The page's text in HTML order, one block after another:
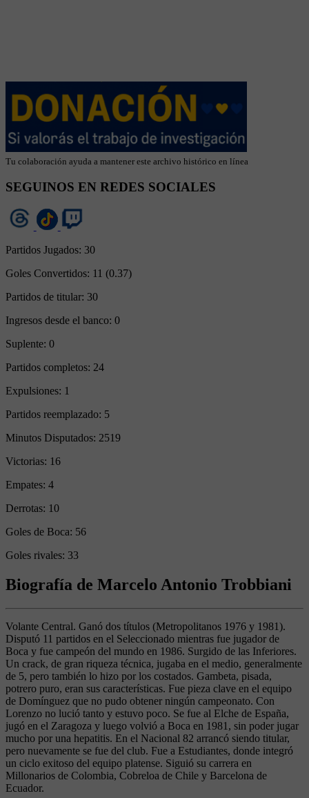
Tu colaboración ayuda a mantener este archivo histórico en línea
SEGUINOS EN REDES SOCIALES
Partidos Jugados: 30
Goles Convertidos: 11 (0.37)
Partidos de titular: 30
Ingresos desde el banco: 0
Suplente: 0
Partidos completos: 24
Expulsiones: 1
Partidos reemplazado: 5
Minutos Disputados: 2519
Victorias: 16
Empates: 4
Derrotas: 10
Goles de Boca: 56
Goles rivales: 33
Biografía de Marcelo Antonio Trobbiani
Volante Central. Ganó dos títulos (Metropolitanos 1976 y 1981).
Disputó 11 partidos en el Seleccionado mientras fue jugador de
Boca y fue campeón del mundo en 1986. Surgido de las Inferiores.
Un crack, de gran riqueza técnica, jugaba en el medio, generalmente
de 5, pero también lo hizo por los costados. Gambeta, pisada,
potrero puro, eran sus características. Fue pieza clave en el equipo
de Domínguez que no pudo obtener ningún campeonato. Con
Lorenzo no lució tanto y estuvo poco. Se fue al Elche de España,
jugó en el Zaragoza y luego volvió a Boca en 1981, sin poder jugar
mucho por una hepatitis. En el Nacional 82 arrancó siendo titular,
pero nuevamente se fue del club. Fue a Estudiantes, donde integró
un ciclo exitoso del equipo platense. Siguió su carrera en
Millonarios de Colombia, Cobreloa de Chile y Barcelona de
Ecuador.